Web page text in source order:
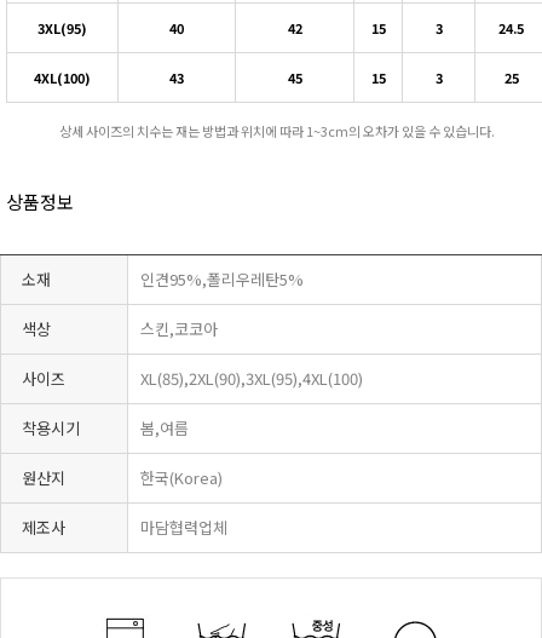
3XL(95) 40 42 15 3 24.5
4XL(100) 43 45 15 3 25
상세 사이즈의 치수는 재는 방법과 위치에 따라 1~3cm의 오차가 있을 수 있습니다.
상품정보
소재 인견95%,폴리우레탄5%
색상 스킨,코코아
사이즈 XL(85),2XL(90),3XL(95),4XL(100)
착용시기 봄,여름
원산지 한국(Korea)
제조사 마담협력업체